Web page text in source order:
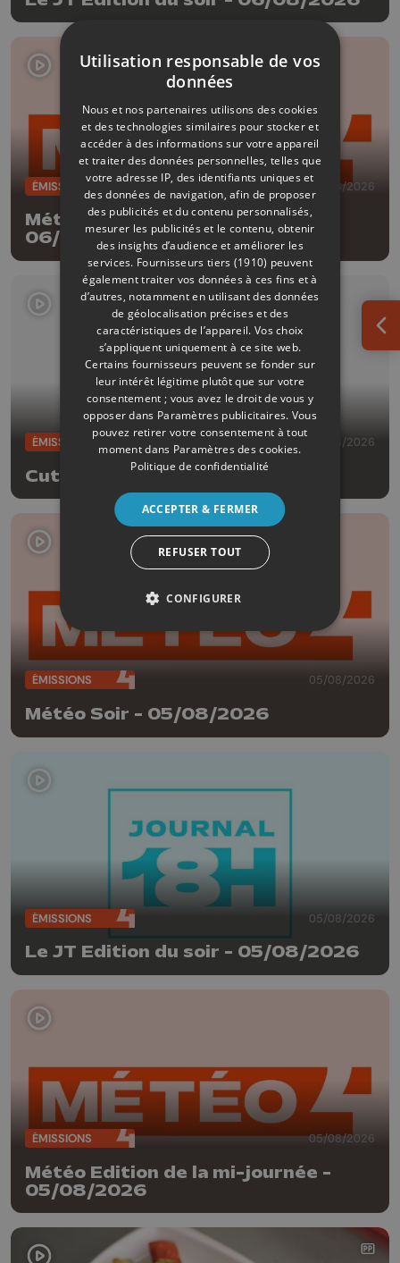
ÉMISSIONS 06/08/2026
Météo Edition de la mi-journée -
06/08/2026
ÉMISSIONS 05/08/2026
Cut!
ÉMISSIONS 05/08/2026
Météo Soir - 05/08/2026
ÉMISSIONS 05/08/2026
Le JT Edition du soir - 05/08/2026
ÉMISSIONS 05/08/2026
Météo Edition de la mi-journée -
05/08/2026
Utilisation responsable de vos
données
Nous et nos partenaires utilisons des cookies
et des technologies similaires pour stocker et
accéder à des informations sur votre appareil
et traiter des données personnelles, telles que
votre adresse IP, des identifiants uniques et
des données de navigation, afin de proposer
des publicités et du contenu personnalisés,
mesurer les publicités et le contenu, obtenir
des insights d’audience et améliorer les
services. Fournisseurs tiers (1910) peuvent
également traiter vos données à ces fins et à
d’autres, notamment en utilisant des données
de géolocalisation précises et des
caractéristiques de l’appareil. Vos choix
s’appliquent uniquement à ce site web.
Certains fournisseurs peuvent se fonder sur
leur intérêt légitime plutôt que sur votre
consentement ; vous avez le droit de vous y
opposer dans Paramètres publicitaires. Vous
pouvez retirer votre consentement à tout
moment dans Paramètres des cookies.
Politique de confidentialité
ACCEPTER & FERMER
REFUSER TOUT
CONFIGURER